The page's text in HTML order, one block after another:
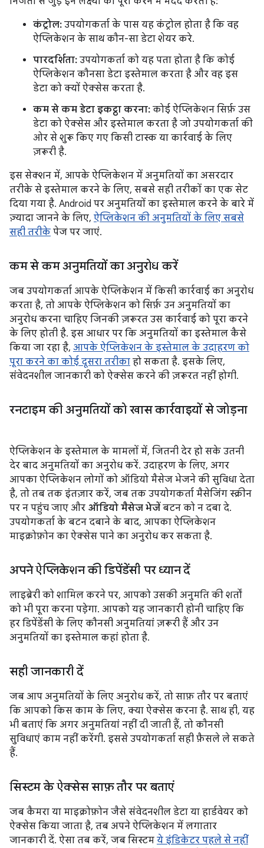
कंट्रोल: उपयोगकर्ता के पास यह कंट्रोल होता है कि वह
ऐप्लिकेशन के साथ कौन-सा डेटा शेयर करे.
पारदर्शिता: उपयोगकर्ता को यह पता होता है कि कोई
ऐप्लिकेशन कौनसा डेटा इस्तेमाल करता है और वह इस
डेटा को क्यों ऐक्सेस करता है.
कम से कम डेटा इकट्ठा करना: कोई ऐप्लिकेशन सिर्फ़ उस
डेटा को ऐक्सेस और इस्तेमाल करता है जो उपयोगकर्ता की
ओर से शुरू किए गए किसी टास्क या कार्रवाई के लिए
ज़रूरी है.
इस सेक्शन में, आपके ऐप्लिकेशन में अनुमतियों का असरदार
तरीके से इस्तेमाल करने के लिए, सबसे सही तरीकों का एक सेट
दिया गया है. Android पर अनुमतियों का इस्तेमाल करने के बारे में
ज़्यादा जानने के लिए, ऐप्लिकेशन की अनुमतियों के लिए सबसे
सही तरीके पेज पर जाएं.
कम से कम अनुमतियों का अनुरोध करें
जब उपयोगकर्ता आपके ऐप्लिकेशन में किसी कार्रवाई का अनुरोध
करता है, तो आपके ऐप्लिकेशन को सिर्फ़ उन अनुमतियों का
अनुरोध करना चाहिए जिनकी ज़रूरत उस कार्रवाई को पूरा करने
के लिए होती है. इस आधार पर कि अनुमतियों का इस्तेमाल कैसे
किया जा रहा है, आपके ऐप्लिकेशन के इस्तेमाल के उदाहरण को
पूरा करने का कोई दूसरा तरीका हो सकता है. इसके लिए,
संवेदनशील जानकारी को ऐक्सेस करने की ज़रूरत नहीं होगी.
रनटाइम की अनुमतियों को खास कार्रवाइयों से जोड़ना
ऐप्लिकेशन के इस्तेमाल के मामलों में, जितनी देर हो सके उतनी
देर बाद अनुमतियों का अनुरोध करें. उदाहरण के लिए, अगर
आपका ऐप्लिकेशन लोगों को ऑडियो मैसेज भेजने की सुविधा देता
है, तो तब तक इंतज़ार करें, जब तक उपयोगकर्ता मैसेजिंग स्क्रीन
पर न पहुंच जाए और ऑडियो मैसेज भेजें बटन को न दबा दे.
उपयोगकर्ता के बटन दबाने के बाद, आपका ऐप्लिकेशन
माइक्रोफ़ोन का ऐक्सेस पाने का अनुरोध कर सकता है.
अपने ऐप्लिकेशन की डिपेंडेंसी पर ध्यान दें
लाइब्रेरी को शामिल करने पर, आपको उसकी अनुमति की शर्तों
को भी पूरा करना पड़ेगा. आपको यह जानकारी होनी चाहिए कि
हर डिपेंडेंसी के लिए कौनसी अनुमतियां ज़रूरी हैं और उन
अनुमतियों का इस्तेमाल कहां होता है.
सही जानकारी दें
जब आप अनुमतियों के लिए अनुरोध करें, तो साफ़ तौर पर बताएं
कि आपको किस काम के लिए, क्या ऐक्सेस करना है. साथ ही, यह
भी बताएं कि अगर अनुमतियां नहीं दी जाती हैं, तो कौनसी
सुविधाएं काम नहीं करेंगी. इससे उपयोगकर्ता सही फ़ैसले ले सकते
हैं.
सिस्टम के ऐक्सेस साफ़ तौर पर बताएं
जब कैमरा या माइक्रोफ़ोन जैसे संवेदनशील डेटा या हार्डवेयर को
ऐक्सेस किया जाता है, तब अपने ऐप्लिकेशन में लगातार
जानकारी दें. ऐसा तब करें, जब सिस्टम ये इंडिकेटर पहले से नहीं